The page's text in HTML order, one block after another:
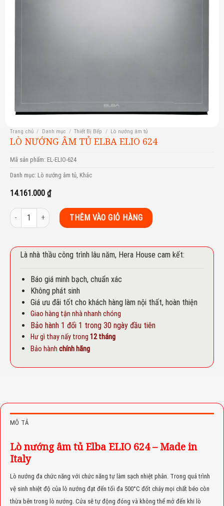
Trang chủ / Danh mục / Thiết Bị Bếp / Lò nướng âm tủ
LÒ NƯỚNG ÂM TỦ ELBA ELIO 624
Mã sản phẩm: EL-ELIO-624
Danh mục: Lò nướng âm tủ, Khác
14.161.000 ₫
Lò nướng âm tủ Elba Elio 624 số lượng
THÊM VÀO GIỎ HÀNG
Là nhà thầu công trình lâu năm, Hera House cam kết:
Báo giá minh bạch, chuẩn xác
Không phát sinh
Giá ưu đãi tốt cho khách hàng làm nội thất, hoàn thiện
Giao hàng tận nhà nhanh chóng
Bảo hành 1 đổi 1 trong 30 ngày đầu tiên
Hư gì thay nấy trong 12 tháng
Bảo hành chính hãng
MÔ TẢ
Lò nướng âm tủ Elba ELIO 624 – Made in
Italy
Lò nướng đa chức năng với chức năng tự làm sạch nhiệt phân. Trong quá trình
vệ sinh nhiệt độ của lò nướng đạt đến tối đa 500°C đốt cháy mọi chất béo còn
thừa bên trong lò nướng. Cửa sẽ tự động đóng và không thể mở đến khi lò